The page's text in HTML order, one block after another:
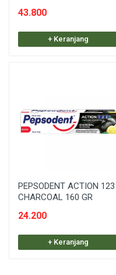
43.800
+ Keranjang
PEPSODENT ACTION 123
CHARCOAL 160 GR
24.200
+ Keranjang